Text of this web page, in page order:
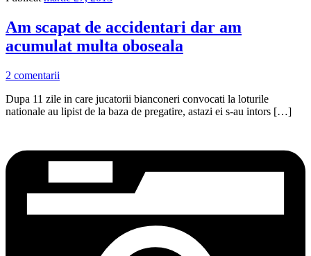
Am scapat de accidentari dar am
acumulat multa oboseala
2 comentarii
Dupa 11 zile in care jucatorii bianconeri convocati la loturile
nationale au lipist de la baza de pregatire, astazi ei s-au intors […]